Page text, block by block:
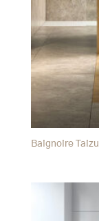
Baignoire Taizu